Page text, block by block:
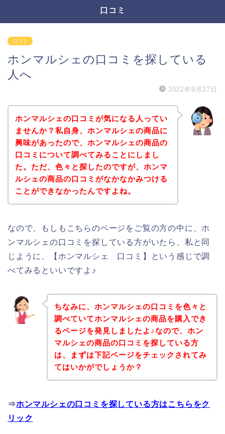
口コミ
口コミ
ホンマルシェの口コミを探している
人へ
2022年9月27日
ホンマルシェの口コミが気になる人ってい
ませんか？私自身、ホンマルシェの商品に
興味があったので、ホンマルシェの商品の
口コミについて調べてみることにしまし
た。ただ、色々と探したのですが、ホンマ
ルシェの商品の口コミがなかなかみつける
ことができなかったんですよね。
なので、もしもこちらのページをご覧の方の中に、ホ
ンマルシェの口コミを探している方がいたら、私と同
じように、【ホンマルシェ 口コミ】という感じで調
べてみるといいですよ♪
ちなみに、ホンマルシェの口コミを色々と
調べていてホンマルシェの商品を購入でき
るページを発見しましたよ♪なので、ホン
マルシェの商品の口コミを探している方
は、まずは下記ページをチェックされてみ
てはいかがでしょうか？
⇒ホンマルシェの口コミを探している方はこちらをク
リック